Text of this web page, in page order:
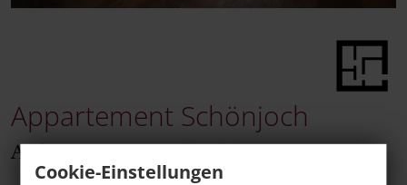
Cookie-Einstellungen
Appartement Schönjoch
Ankommen & Wohlfühlen